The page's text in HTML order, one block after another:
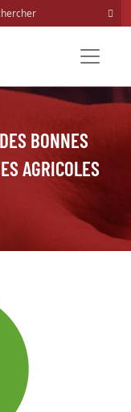
BONNES
AGRICOLES